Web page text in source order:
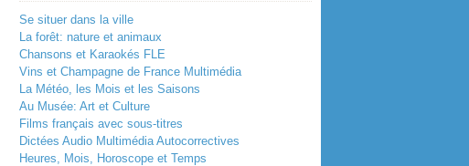
Se situer dans la ville
La forêt: nature et animaux
Chansons et Karaokés FLE
Vins et Champagne de France Multimédia
La Météo, les Mois et les Saisons
Au Musée: Art et Culture
Films français avec sous-titres
Dictées Audio Multimédia Autocorrectives
Heures, Mois, Horoscope et Temps